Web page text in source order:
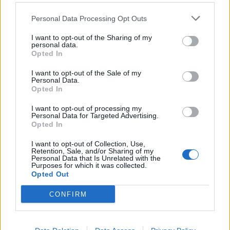
Personal Data Processing Opt Outs
I want to opt-out of the Sharing of my
personal data.
Opted In
I want to opt-out of the Sale of my
Personal Data.
Opted In
I want to opt-out of processing my
Personal Data for Targeted Advertising.
Opted In
I want to opt-out of Collection, Use,
Retention, Sale, and/or Sharing of my
Personal Data that Is Unrelated with the
Purposes for which it was collected.
Opted Out
CONFIRM